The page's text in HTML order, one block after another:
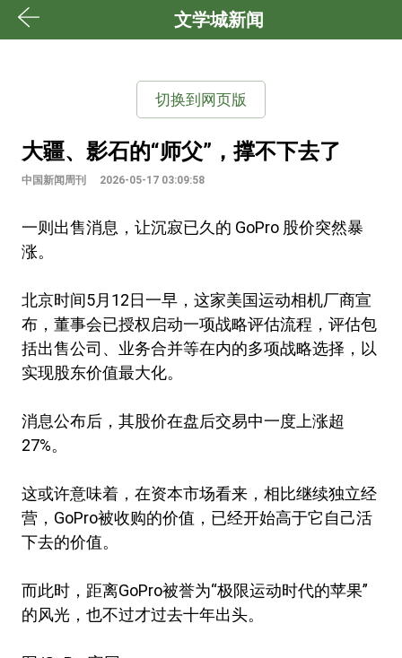
文学城新闻
切换到网页版
大疆、影石的“师父”，撑不下去了
中国新闻周刊 2026-05-17 03:09:58
一则出售消息，让沉寂已久的 GoPro 股价突然暴
涨。
北京时间5月12日一早，这家美国运动相机厂商宣
布，董事会已授权启动一项战略评估流程，评估包
括出售公司、业务合并等在内的多项战略选择，以
实现股东价值最大化。
消息公布后，其股价在盘后交易中一度上涨超
27%。
这或许意味着，在资本市场看来，相比继续独立经
营，GoPro被收购的价值，已经开始高于它自己活
下去的价值。
而此时，距离GoPro被誉为“极限运动时代的苹果”
的风光，也不过才过去十年出头。